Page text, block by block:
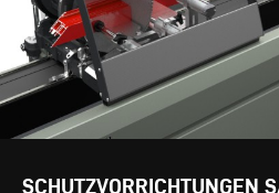
SCHUTZVORRICHTUNGEN